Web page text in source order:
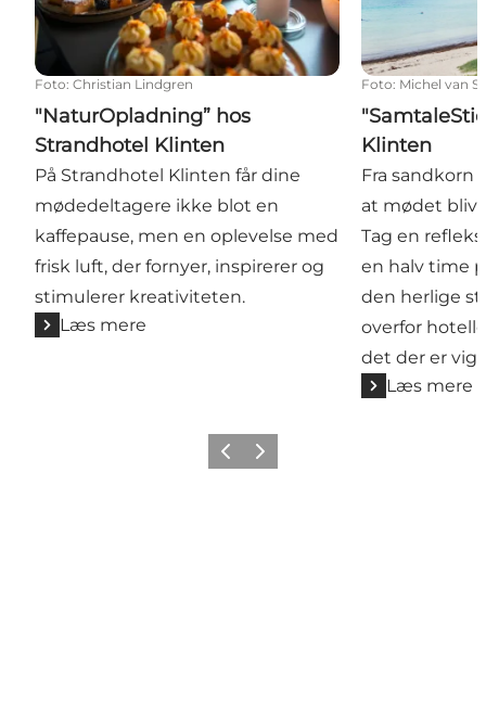
Foto: Christian Lindgren
"NaturOpladning” hos
Strandhotel Klinten
På Strandhotel Klinten får dine
mødedeltagere ikke blot en
kaffepause, men en oplevelse med
frisk luft, der fornyer, inspirerer og
stimulerer kreativiteten.
Læs mere
Foto: Michel van
Klinten
Fra sandkorn
at mødet
Tag en
en halv time
den herlige
overfor
det der er
Læs mere
ForrigeNæste